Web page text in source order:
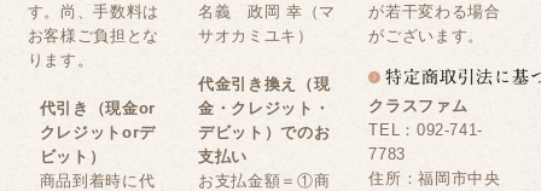
す。尚、手数料は
お客様ご負担とな
ります。
代引き（現金or
クレジットorデ
ビット）
商品到着時に代
名義 政岡 幸（マ
サオカミユキ）
代金引き換え（現
金・クレジット・
デビット）でのお
支払い
お支払金額＝①商
が若干変わる場合
がございます。
クラスファム
TEL：092-741-
7783
住所：福岡市中央